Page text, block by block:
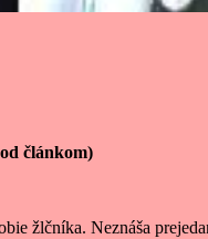
článkom)
žlčníka. Neznáša